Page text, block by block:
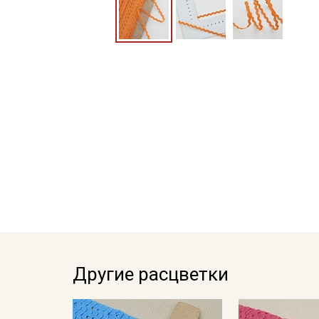
Другие расцветки